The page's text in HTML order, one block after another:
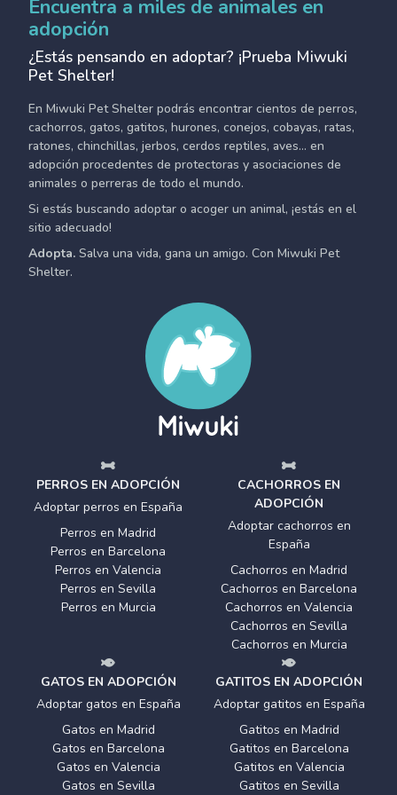
Encuentra a miles de animales en
adopción
¿Estás pensando en adoptar? ¡Prueba Miwuki
Pet Shelter!
En Miwuki Pet Shelter podrás encontrar cientos de perros,
cachorros, gatos, gatitos, hurones, conejos, cobayas, ratas,
ratones, chinchillas, jerbos, cerdos reptiles, aves... en
adopción procedentes de protectoras y asociaciones de
animales o perreras de todo el mundo.
Si estás buscando adoptar o acoger un animal, ¡estás en el
sitio adecuado!
Adopta. Salva una vida, gana un amigo. Con Miwuki Pet
Shelter.
PERROS EN ADOPCIÓN
Adoptar perros en España
Perros en Madrid
Perros en Barcelona
Perros en Valencia
Perros en Sevilla
Perros en Murcia
CACHORROS EN
ADOPCIÓN
Adoptar cachorros en
España
Cachorros en Madrid
Cachorros en Barcelona
Cachorros en Valencia
Cachorros en Sevilla
Cachorros en Murcia
GATOS EN ADOPCIÓN
Adoptar gatos en España
Gatos en Madrid
Gatos en Barcelona
Gatos en Valencia
Gatos en Sevilla
GATITOS EN ADOPCIÓN
Adoptar gatitos en España
Gatitos en Madrid
Gatitos en Barcelona
Gatitos en Valencia
Gatitos en Sevilla